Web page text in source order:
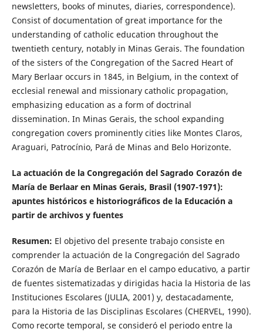
newsletters, books of minutes, diaries, correspondence).
Consist of documentation of great importance for the
understanding of catholic education throughout the
twentieth century, notably in Minas Gerais. The foundation
of the sisters of the Congregation of the Sacred Heart of
Mary Berlaar occurs in 1845, in Belgium, in the context of
ecclesial renewal and missionary catholic propagation,
emphasizing education as a form of doctrinal
dissemination. In Minas Gerais, the school expanding
congregation covers prominently cities like Montes Claros,
Araguari, Patrocínio, Pará de Minas and Belo Horizonte.
La actuación de la Congregación del Sagrado Corazón de
María de Berlaar en Minas Gerais, Brasil (1907-1971):
apuntes históricos e historiográficos de la Educación a
partir de archivos y fuentes
Resumen: El objetivo del presente trabajo consiste en
comprender la actuación de la Congregación del Sagrado
Corazón de María de Berlaar en el campo educativo, a partir
de fuentes sistematizadas y dirigidas hacia la Historia de las
Instituciones Escolares (JULIA, 2001) y, destacadamente,
para la Historia de las Disciplinas Escolares (CHERVEL, 1990).
Como recorte temporal, se consideró el periodo entre la